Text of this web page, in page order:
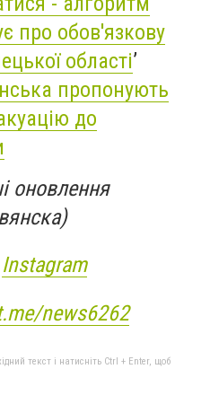
про обов'язкову
областіʼ
пропонують
до
оновлення
Instagram
news6262
текст і натисніть Ctrl + Enter, щоб